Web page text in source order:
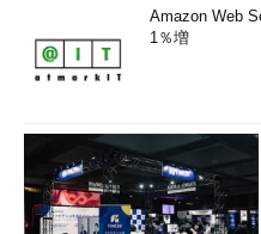
Amazon Web
1％増